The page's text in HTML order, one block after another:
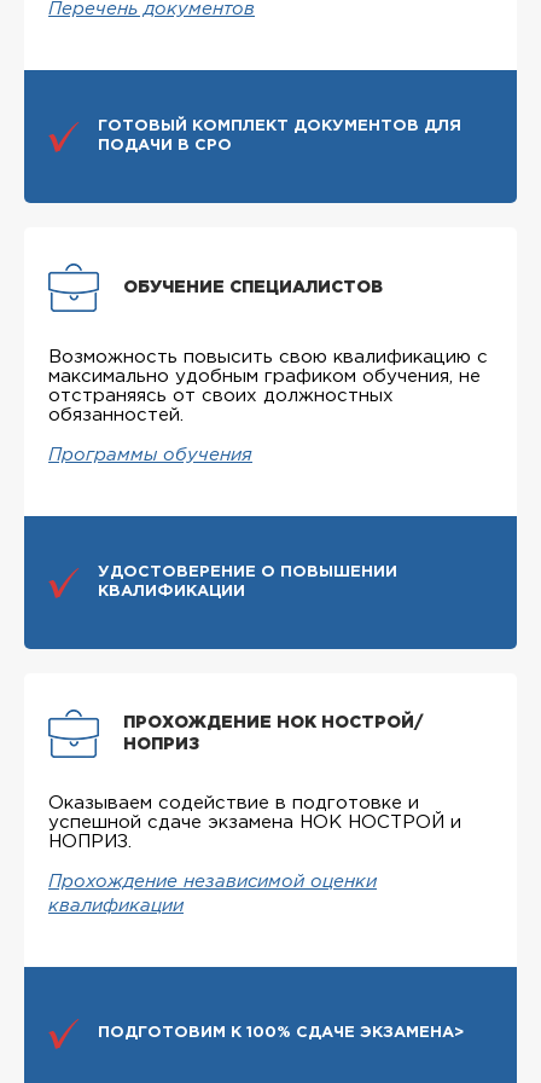
Перечень документов
ГОТОВЫЙ КОМПЛЕКТ ДОКУМЕНТОВ ДЛЯ
ПОДАЧИ В СРО
ОБУЧЕНИЕ СПЕЦИАЛИСТОВ
Возможность повысить свою квалификацию с
максимально удобным графиком обучения, не
отстраняясь от своих должностных
обязанностей.
Программы обучения
УДОСТОВЕРЕНИЕ О ПОВЫШЕНИИ
КВАЛИФИКАЦИИ
ПРОХОЖДЕНИЕ НОК НОСТРОЙ/
НОПРИЗ
Оказываем содействие в подготовке и
успешной сдаче экзамена НОК НОСТРОЙ и
НОПРИЗ.
Прохождение независимой оценки
квалификации
ПОДГОТОВИМ К 100% СДАЧЕ ЭКЗАМЕНА>